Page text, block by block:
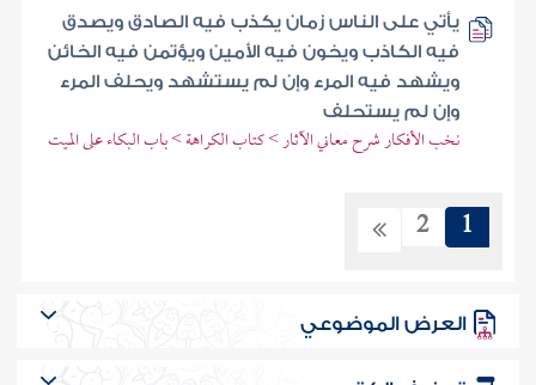
يأتي على الناس زمان يكذب فيه الصادق ويصدق
فيه الكاذب ويخون فيه الأمين ويؤتمن فيه الخائن
ويشهد فيه المرء وإن لم يستشهد ويحلف المرء
وإن لم يستحلف
نخب الأفكار شرح معاني الآثار > كتاب الكراهة > باب البكاء على الميت
1
2
العرض الموضوعي